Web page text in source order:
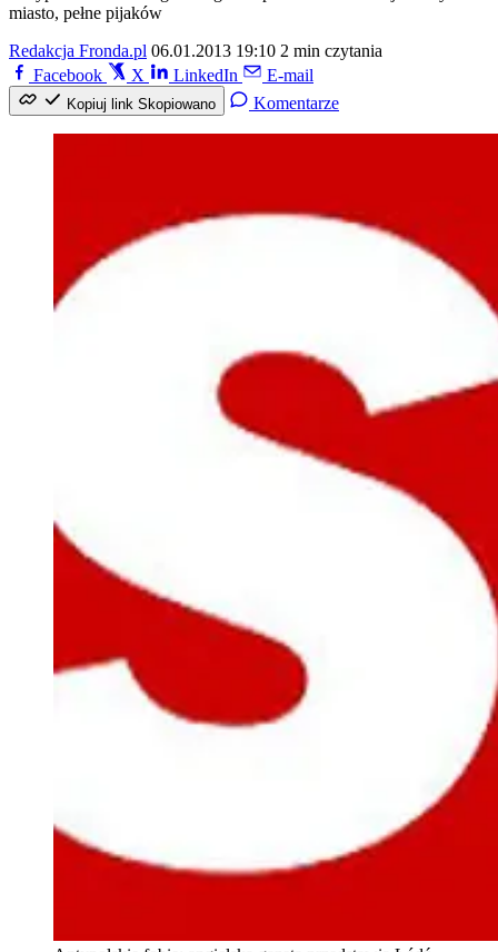
miasto, pełne pijaków
Redakcja Fronda.pl 06.01.2013 19:10 2 min czytania
Facebook
X LinkedIn E-mail
Kopiuj link Skopiowano Komentarze